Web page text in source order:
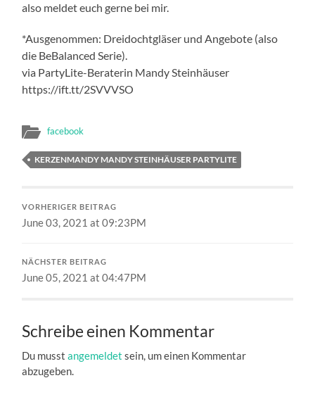
also meldet euch gerne bei mir.
*Ausgenommen: Dreidochtgläser und Angebote (also
die BeBalanced Serie).
via PartyLite-Beraterin Mandy Steinhäuser
https://ift.tt/2SVVVSO
facebook
KERZENMANDY MANDY STEINHÄUSER PARTYLITE
VORHERIGER BEITRAG
June 03, 2021 at 09:23PM
NÄCHSTER BEITRAG
June 05, 2021 at 04:47PM
Schreibe einen Kommentar
Du musstangemeldet sein, um einen Kommentar
abzugeben.